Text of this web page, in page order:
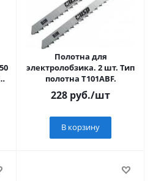
Полотна для
электролобзика. 2 шт. Тип
полотна T101ABF.
228 руб./шт
В корзину